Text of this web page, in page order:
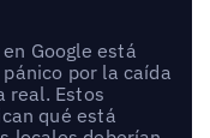
Google está
por la caída
real. Estos
qué está